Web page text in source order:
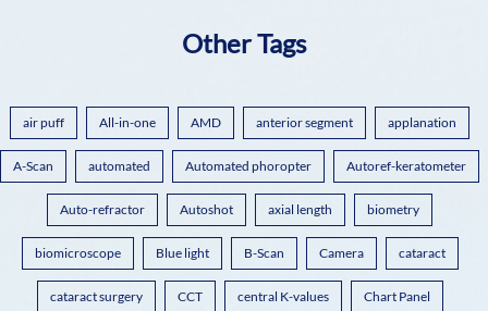
Other Tags
air puff All-in-one AMD anterior segment applanation
A-Scan automated Automated phoropter Autoref-keratometer
Auto-refractor Autoshot axial length biometry
biomicroscope Blue light B-Scan Camera cataract
cataract surgery CCT central K-values Chart Panel